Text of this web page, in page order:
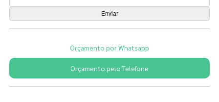
Orçamento por Whatsapp
Orçamento pelo Telefone